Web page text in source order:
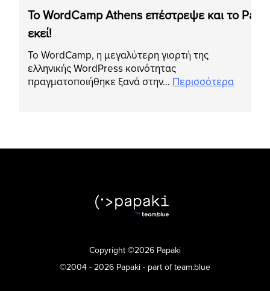
Το WordCamp Athens επέστρεψε και το
εκεί!
Το WordCamp, η μεγαλύτερη γιορτή της
ελληνικής WordPress κοινότητας
πραγματοποιήθηκε ξανά στην… Περισσότερα
Copyright ©2026 Papaki
©2004 - 2026 Papaki - part of team.blue